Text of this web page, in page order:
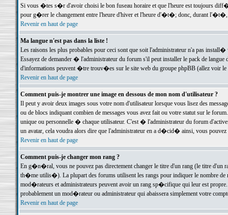
Si vous �tes s�r d'avoir choisi le bon fuseau horaire et que l'heure est toujours
pour g�rer le changement entre l'heure d'hiver et l'heure d'�t�; donc, durant
Revenir en haut de page
Ma langue n'est pas dans la liste !
Les raisons les plus probables pour ceci sont que soit l'administrateur n'a pas
Essayez de demander � l'administrateur du forum s'il peut installer le pack de
d'informations peuvent �tre trouv�es sur le site web du groupe phpBB (allez voir le
Revenir en haut de page
Comment puis-je montrer une image en dessous de mon nom d'utilisateur ?
Il peut y avoir deux images sous votre nom d'utilisateur lorsque vous lisez des
ou de blocs indiquant combien de messages vous avez fait ou votre statut sur le
unique ou personnelle � chaque utilisateur. C'est � l'administrateur du forum
un avatar, cela voudra alors dire que l'administrateur en a d�cid� ainsi, vous
Revenir en haut de page
Comment puis-je changer mon rang ?
En g�n�ral, vous ne pouvez pas directement changer le titre d'un rang (le titre d'un
th�me utilis�). La plupart des forums utilisent les rangs pour indiquer le nombre de
mod�rateurs et administrateurs peuvent avoir un rang sp�cifique qui leur est
probablement un mod�rateur ou administrateur qui abaissera simplement votre
Revenir en haut de page